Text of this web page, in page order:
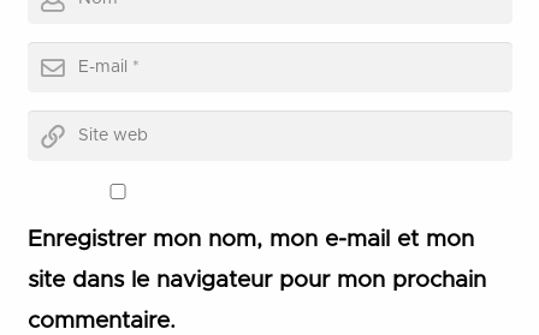
Enregistrer mon nom, mon e-mail et mon
site dans le navigateur pour mon prochain
commentaire.